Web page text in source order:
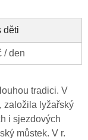
děti
/ den
tradici. V
založila lyžařský
i sjezdových
můstek. V r.